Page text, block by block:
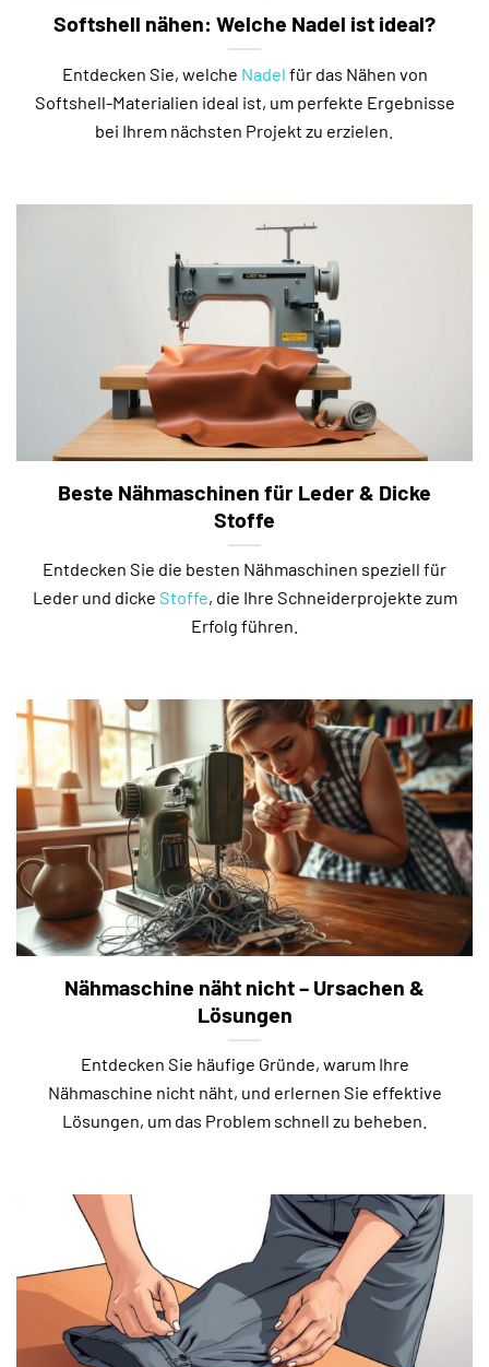
Softshell nähen: Welche Nadel ist ideal?
Entdecken Sie, welche Nadel für das Nähen von
Softshell-Materialien ideal ist, um perfekte Ergebnisse
bei Ihrem nächsten Projekt zu erzielen.
Beste Nähmaschinen für Leder & Dicke
Stoffe
Entdecken Sie die besten Nähmaschinen speziell für
Leder und dicke Stoffe, die Ihre Schneiderprojekte zum
Erfolg führen.
Nähmaschine näht nicht – Ursachen &
Lösungen
Entdecken Sie häufige Gründe, warum Ihre
Nähmaschine nicht näht, und erlernen Sie effektive
Lösungen, um das Problem schnell zu beheben.